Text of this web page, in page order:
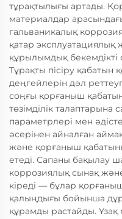
тұрақтылығы артады.
материалдар
гальваникалық
қатар эксплуатациялық
құрылымдық бекемдікті
Тұрақты пісіру қабатын
деңгейлерін дәл
соңғы қорғаныш
төзімділік талаптарына
параметрлері мен
әсерінен айналған
және қорғаныш
етеді. Сапаны бақылау
коррозиялық сынақ
кіреді — бұлар
қалыңдығы бойынша
құрамды растайды. Ұзақ